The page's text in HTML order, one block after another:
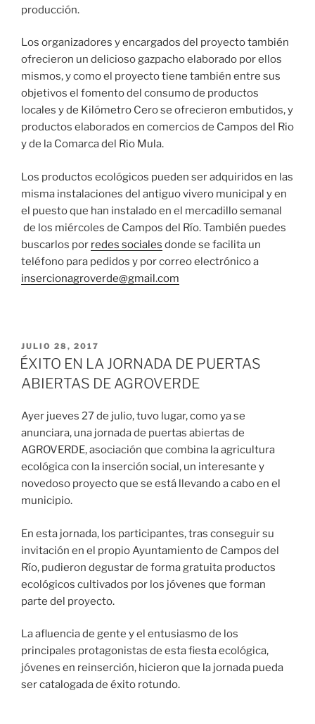
producción.
Los organizadores y encargados del proyecto también
ofrecieron un delicioso gazpacho elaborado por ellos
mismos, y como el proyecto tiene también entre sus
objetivos el fomento del consumo de productos
locales y de Kilómetro Cero se ofrecieron embutidos, y
productos elaborados en comercios de Campos del Rio
y de la Comarca del Rio Mula.
​Los productos ecológicos pueden ser adquiridos en las
misma instalaciones del antiguo vivero municipal y en
el puesto que han instalado en el mercadillo semana​l
de los miércoles de Campos del Río. También puedes
buscarlos por redes sociales donde se facilita un
teléfono para pedidos y por correo electrónico a
insercionagroverde@gmail.com
JULIO 28, 2017
ÉXITO EN LA JORNADA DE PUERTAS
ABIERTAS DE AGROVERDE
Ayer jueves 27 de julio, tuvo lugar, como ya se
anunciara, una jornada de puertas abiertas de
AGROVERDE, asociación que combina la agricultura
ecológica con la inserción social, un interesante y
novedoso proyecto que se está llevando a cabo en el
municipio.
En esta jornada, los participantes, tras conseguir su
invitación en el propio Ayuntamiento de Campos del
Río, pudieron degustar de forma gratuita productos
ecológicos cultivados por los jóvenes que forman
parte del proyecto.
La afluencia de gente y el entusiasmo de los
principales protagonistas de esta fiesta ecológica,
jóvenes en reinserción, hicieron que la jornada pueda
ser catalogada de éxito rotundo.